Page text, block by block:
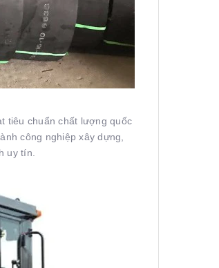
tiêu chuẩn chất lượng quốc
công nghiệp xây dựng,
uy tín.